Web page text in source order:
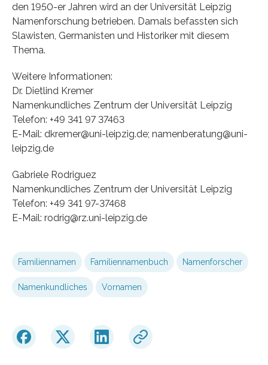
den 1950-er Jahren wird an der Universität Leipzig
Namenforschung betrieben. Damals befassten sich
Slawisten, Germanisten und Historiker mit diesem
Thema.
Weitere Informationen:
Dr. Dietlind Kremer
Namenkundliches Zentrum der Universität Leipzig
Telefon: +49 341 97 37463
E-Mail: dkremer@uni-leipzig.de; namenberatung@uni-
leipzig.de
Gabriele Rodriguez
Namenkundliches Zentrum der Universität Leipzig
Telefon: +49 341 97-37468
E-Mail: rodrig@rz.uni-leipzig.de
Familiennamen Familiennamenbuch Namenforscher
Namenkundliches Vornamen